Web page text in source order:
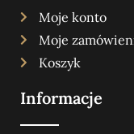
Moje konto
Moje
Koszyk
Informacje